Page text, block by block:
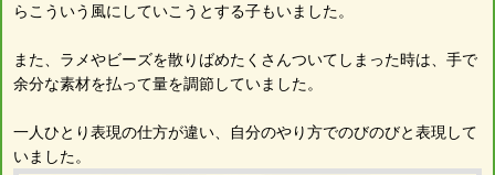
らこういう風にしていこうとする子もいました。
また、ラメやビーズを散りばめたくさんついてしまった時は、手で
余分な素材を払って量を調節していました。
一人ひとり表現の仕方が違い、自分のやり方でのびのびと表現して
いました。